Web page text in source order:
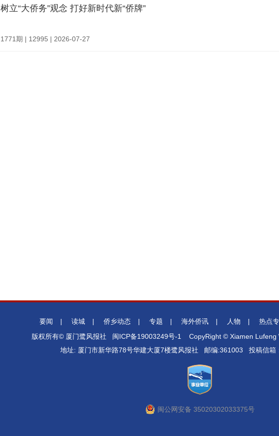
树立“大侨务”观念 打好新时代新“侨牌”
1771期 | 12995 | 2026-07-27
要闻 | 读城 | 侨乡动态 | 专题 | 海外侨讯 | 人物 | 热点
版权所有© 厦门鹭风报社 闽ICP备19003249号-1
CopyRight © Xiamen Lufeng
地址: 厦门市新华路78号华建大厦7楼鹭风报社 邮编:361003 投稿信箱
闽公网安备 35020302033375号